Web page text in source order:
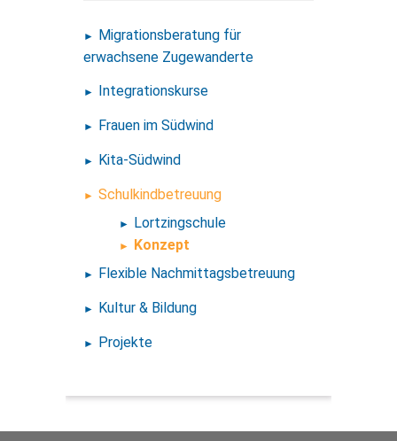
Migrationsberatung für
erwachsene Zugewanderte
Integrationskurse
Frauen im Südwind
Kita-Südwind
Schulkindbetreuung
Lortzingschule
Konzept
Flexible Nachmittagsbetreuung
Kultur & Bildung
Projekte